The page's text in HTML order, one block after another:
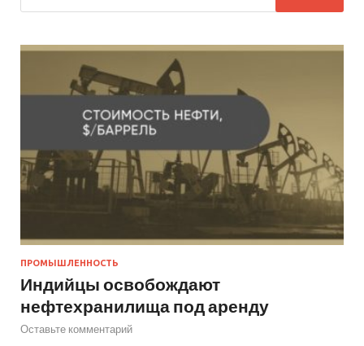
ПРОМЫШЛЕННОСТЬ
Индийцы освобождают
нефтехранилища под аренду
Оставьте комментарий